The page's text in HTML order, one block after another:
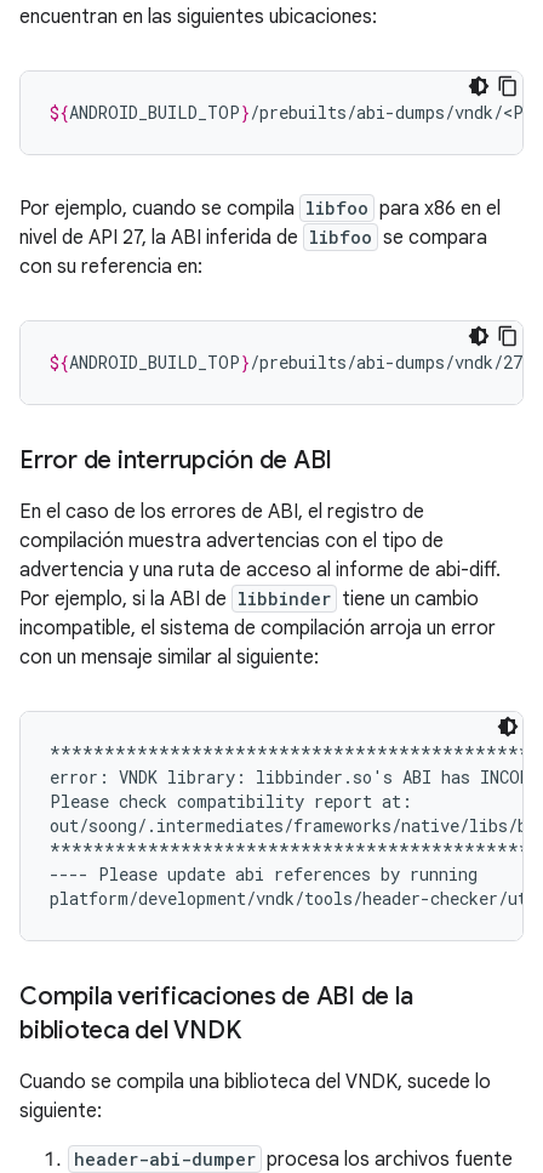
encuentran en las siguientes ubicaciones:
${ANDROID_BUILD_TOP}/prebuilts/abi-dumps/vndk/
Por ejemplo, cuando se compila libfoo para x86 en el
nivel de API 27, la ABI inferida de libfoo se compara
con su referencia en:
${ANDROID_BUILD_TOP}/prebuilts/abi-dumps/vndk/27/
Error de interrupción de ABI
En el caso de los errores de ABI, el registro de
compilación muestra advertencias con el tipo de
advertencia y una ruta de acceso al informe de abi-diff.
Por ejemplo, si la ABI de libbinder tiene un cambio
incompatible, el sistema de compilación arroja un error
con un mensaje similar al siguiente:
error: VNDK library: libbinder.so's ABI has
Please check compatibility report at:
out/soong/.intermediates/frameworks/native/libs/
---- Please update abi references by running
Compila verificaciones de ABI de la
biblioteca del VNDK
Cuando se compila una biblioteca del VNDK, sucede lo
siguiente:
header-abi-dumper procesa los archivos fuente